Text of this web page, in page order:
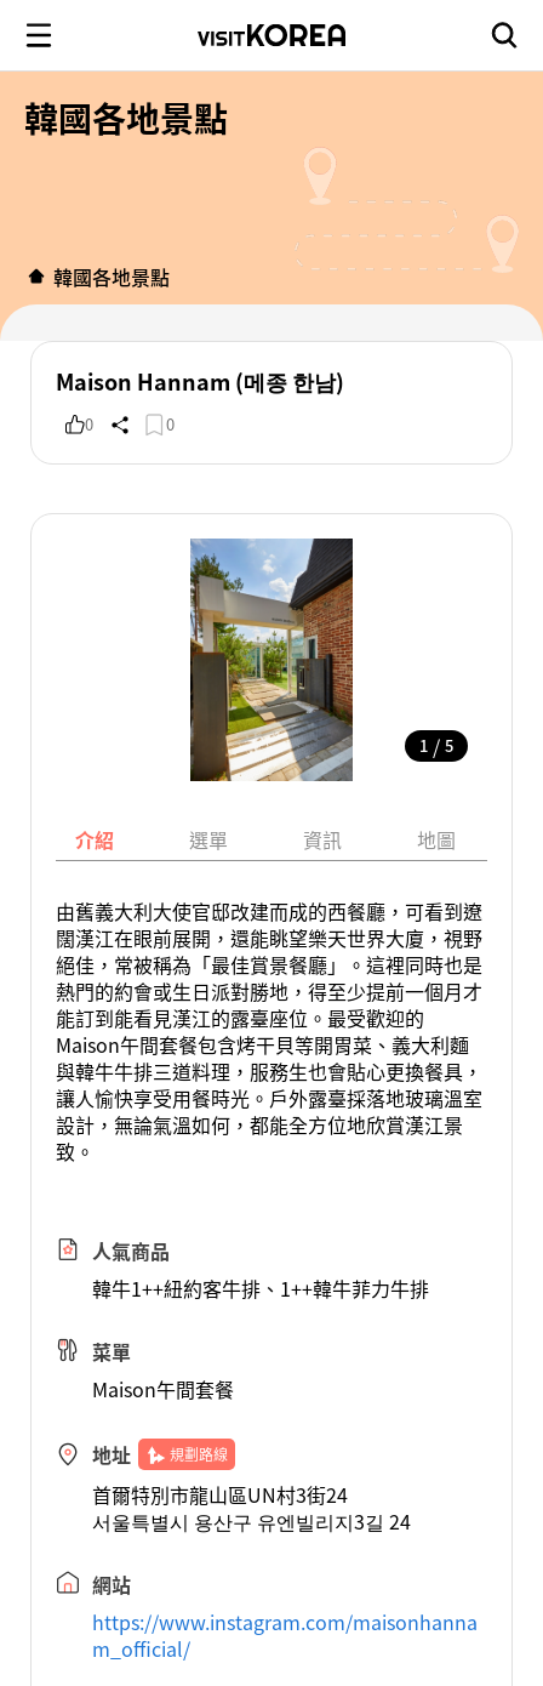
韓國各地景點
韓國各地景點
Maison Hannam (메종 한남)
0 0
1 / 5
介紹 選單 資訊 地圖
由舊義大利大使官邸改建而成的西餐廳，可看到遼
闊漢江在眼前展開，還能眺望樂天世界大廈，視野
絕佳，常被稱為「最佳賞景餐廳」。這裡同時也是
熱門的約會或生日派對勝地，得至少提前一個月才
能訂到能看見漢江的露臺座位。最受歡迎的
Maison午間套餐包含烤干貝等開胃菜、義大利麵
與韓牛牛排三道料理，服務生也會貼心更換餐具，
讓人愉快享受用餐時光。戶外露臺採落地玻璃溫室
設計，無論氣溫如何，都能全方位地欣賞漢江景
致。
人氣商品
韓牛1++紐約客牛排、1++韓牛菲力牛排
菜單
Maison午間套餐
地址 規劃路線
首爾特別市龍山區UN村3街24
서울특별시 용산구 유엔빌리지3길 24
網站
https://www.instagram.com/maisonhanna
m_official/